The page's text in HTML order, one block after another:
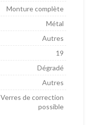
Monture complète
Métal
Autres
19
Dégradé
Autres
Verres de correction
possible